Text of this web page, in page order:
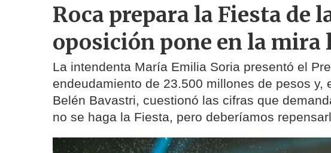
Roca prepara la Fiesta de
oposición pone en la mira
La intendenta María Emilia Soria presentó el
endeudamiento de 23.500 millones de pesos y,
Belén Bavastri, cuestionó las cifras que
no se haga la Fiesta, pero deberíamos